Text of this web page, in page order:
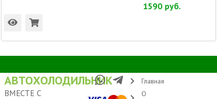
1590 руб.
АВТОХОЛОДИЛЬНИК
ВМЕСТЕ С
Главная
О